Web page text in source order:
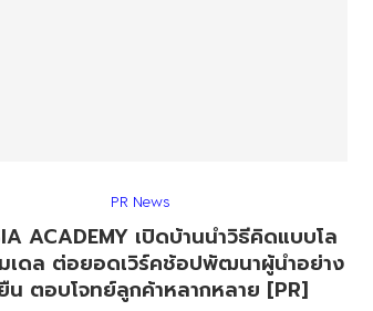
PR News
ACADEMY เปิดบ้านนำวิธีคิดแบบโล
เดล ต่อยอดเวิร์คช้อปพัฒนาผู้นำอย่าง
น ตอบโจทย์ลูกค้าหลากหลาย [PR]